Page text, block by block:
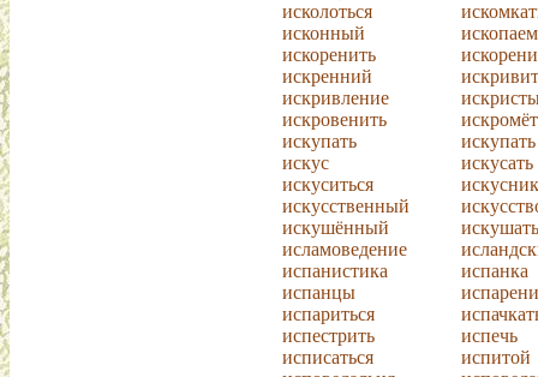
исколоться
исконный
искоренить
искренний
искривление
искровенить
искупать
искус
искусать
искуситься
искусник
искусственный
искушённый
искушать
исламоведение
испанистика
испанка
испанцы
испариться
испестрить
испечь
исписаться
испитой